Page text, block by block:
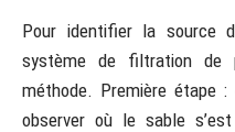
Pour identifier la source
système de filtration de
méthode. Première étape :
observer où le sable